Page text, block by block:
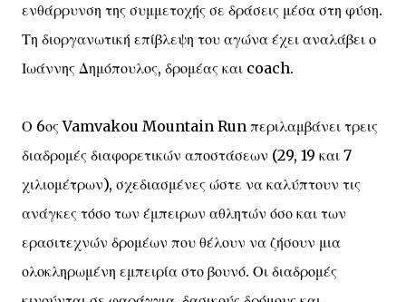
ενθάρρυνση της συμμετοχής σε δράσεις μέσα στη φύση.
Τη διοργανωτική επίβλεψη του αγώνα έχει αναλάβει ο
Ιωάννης Δημόπουλος, δρομέας και coach.
Ο 6ος Vamvakou Mountain Run περιλαμβάνει τρεις
διαδρομές διαφορετικών αποστάσεων (29, 19 και 7
χιλιομέτρων), σχεδιασμένες ώστε να καλύπτουν τις
ανάγκες τόσο των έμπειρων αθλητών όσο και των
ερασιτεχνών δρομέων που θέλουν να ζήσουν μια
ολοκληρωμένη εμπειρία στο βουνό. Οι διαδρομές